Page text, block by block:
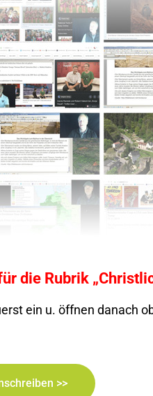
die Rubrik
ein u. öffnen danach
>>